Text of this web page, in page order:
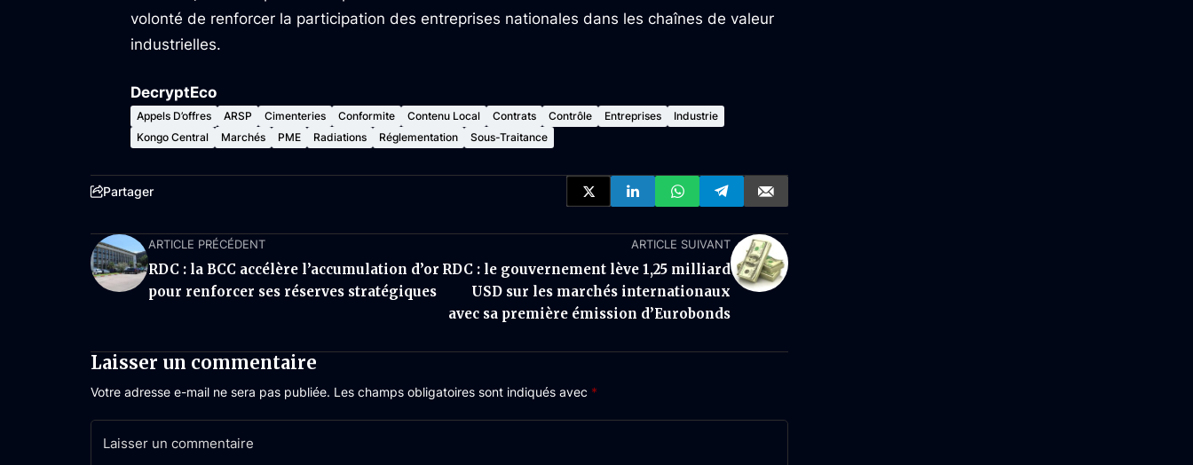
volonté de renforcer la participation des entreprises nationales dans les chaînes de valeur
industrielles.
DecryptEco
Appels D’offres ARSP Cimenteries Conformite Contenu Local Contrats Contrôle Entreprises
Industrie
Kongo Central
Marchés PME Radiations Réglementation Sous-Traitance
Partager
ARTICLE PRÉCÉDENT
RDC : la BCC accélère l’accumulation d’or
pour renforcer ses réserves stratégiques
ARTICLE SUIVANT
RDC : le gouvernement lève 1,25 milliard
USD sur les marchés internationaux
avec sa première émission d’Eurobonds
Laisser un commentaire
Votre adresse e-mail ne sera pas publiée. Les champs obligatoires sont indiqués avec *